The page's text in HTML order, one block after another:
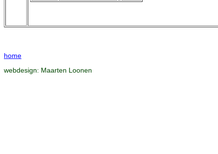
home
webdesign: Maarten Loonen